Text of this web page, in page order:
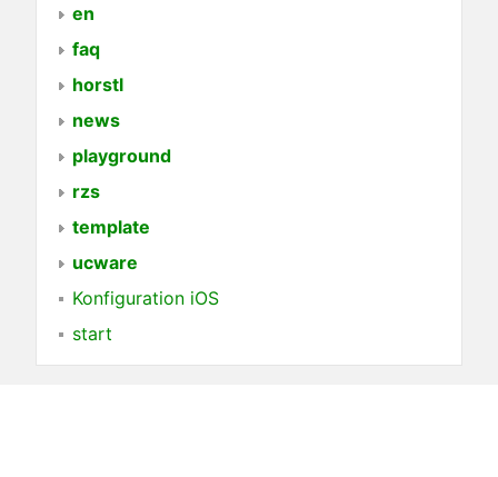
en
faq
horstl
news
playground
rzs
template
ucware
Konfiguration iOS
start